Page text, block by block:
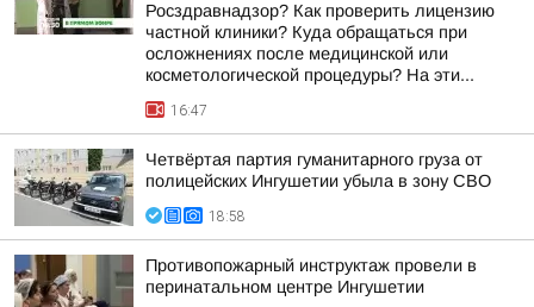
Росздравнадзор? Как проверить лицензию
частной клиники? Куда обращаться при
осложнениях после медицинской или
косметологической процедуры? На эти...
16:47
Четвёртая партия гуманитарного груза от
полицейских Ингушетии убыла в зону СВО
18:58
Противопожарный инструктаж провели в
перинатальном центре Ингушетии